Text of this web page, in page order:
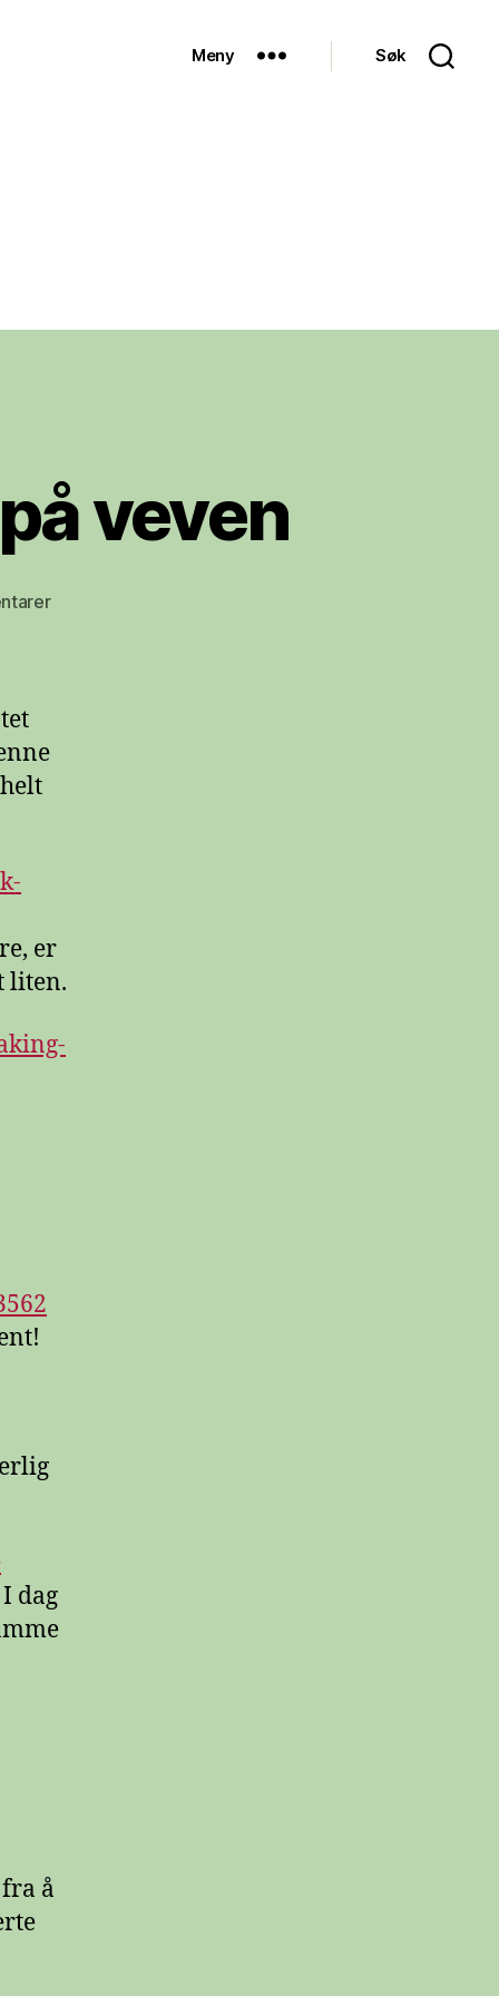
Meny Søk
veven
til
veven
er
liten.
dag
å